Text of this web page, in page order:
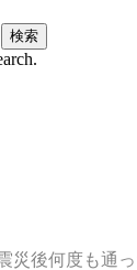
災後何度も通